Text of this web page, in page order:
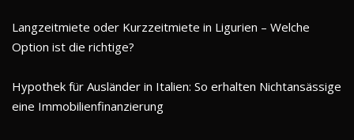
Langzeitmiete oder Kurzzeitmiete in Ligurien – Welche
Option ist die richtige?
Hypothek für Ausländer in Italien: So erhalten Nichtansässige
eine Immobilienfinanzierung